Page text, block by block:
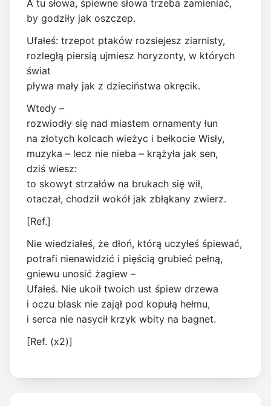
A tu słowa, śpiewne słowa trzeba zamieniać,
by godziły jak oszczep.
Ufałeś: trzepot ptaków rozsiejesz ziarnisty,
rozległą piersią ujmiesz horyzonty, w których
świat
pływa mały jak z dzieciństwa okręcik.
Wtedy –
rozwiodły się nad miastem ornamenty łun
na złotych kolcach wieżyc i bełkocie Wisły,
muzyka – lecz nie nieba – krążyła jak sen,
dziś wiesz:
to skowyt strzałów na brukach się wił,
otaczał, chodził wokół jak zbłąkany zwierz.
[Ref.]
Nie wiedziałeś, że dłoń, którą uczyłeś śpiewać,
potrafi nienawidzić i pięścią grubieć pełną,
gniewu unosić żagiew –
Ufałeś. Nie ukoił twoich ust śpiew drzewa
i oczu blask nie zajął pod kopułą hełmu,
i serca nie nasycił krzyk wbity na bagnet.
[Ref. (x2)]